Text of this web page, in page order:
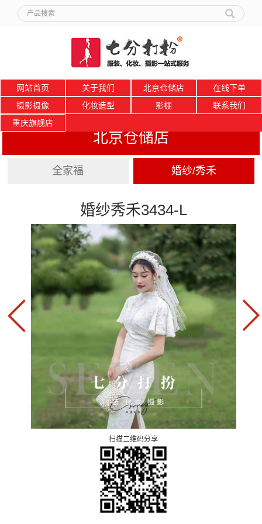
网站首页 关于我们 北京仓储店
在线下单
摄影摄像
化妆造型 影棚
联系我们
重庆旗舰店
北京仓储店
全家福 婚纱/秀禾
婚纱秀禾3434-L
扫描二维码分享